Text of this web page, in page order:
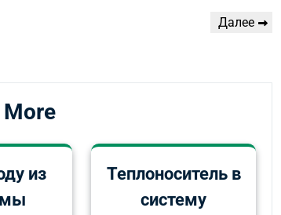
Следующая
Далее
из
Теплоноситель в
систему